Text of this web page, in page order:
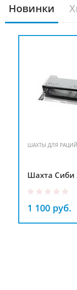
Новинки
ШАХТЫ ДЛЯ РАЦИЙ
Шахта Сиби
1 100 руб.